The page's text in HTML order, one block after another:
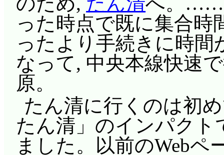
った時点で既に集合時
ったより手続きに時
なって, 中央本線快速
原。
たん清に行くのは初
たん清」のインパクト
ました。以前のWebペ